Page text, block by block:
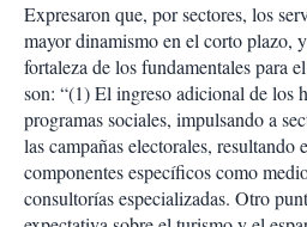
Expresaron que, por sectores, los
mayor dinamismo en el corto plazo,
fortaleza de los fundamentales para
son: “(1) El ingreso adicional de los
programas sociales, impulsando a
las campañas electorales, resultando
componentes específicos como
consultorías especializadas. Otro